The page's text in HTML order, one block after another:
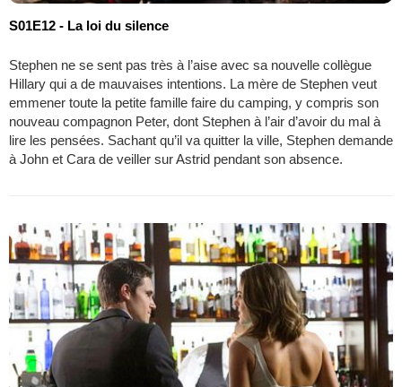
S01E12 - La loi du silence
Stephen ne se sent pas très à l’aise avec sa nouvelle collègue
Hillary qui a de mauvaises intentions. La mère de Stephen veut
emmener toute la petite famille faire du camping, y compris son
nouveau compagnon Peter, dont Stephen à l’air d’avoir du mal à
lire les pensées. Sachant qu’il va quitter la ville, Stephen demande
à John et Cara de veiller sur Astrid pendant son absence.